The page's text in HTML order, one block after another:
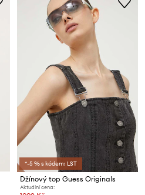
*-5 % s kódem: LST
Džínový top Guess Originals
Aktuální cena: